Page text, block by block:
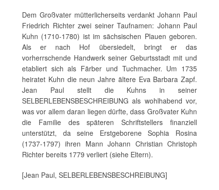
Dem Großvater mütterlicherseits verdankt Johann Paul
Friedrich Richter zwei seiner Taufnamen: Johann Paul
Kuhn (1710-1780) ist im sächsischen Plauen geboren.
Als er nach Hof übersiedelt, bringt er das
vorherrschende Handwerk seiner Geburtsstadt mit und
etabliert sich als Färber und Tuchmacher. Um 1735
heiratet Kuhn die neun Jahre ältere Eva Barbara Zapf.
Jean Paul stellt die Kuhns in seiner
SELBERLEBENSBESCHREIBUNG als wohlhabend vor,
was vor allem daran liegen dürfte, dass Großvater Kuhn
die Familie des späteren Schriftstellers finanziell
unterstützt, da seine Erstgeborene Sophia Rosina
(1737-1797) ihren Mann Johann Christian Christoph
Richter bereits 1779 verliert (siehe Eltern).
[Jean Paul, SELBERLEBENSBESCHREIBUNG]